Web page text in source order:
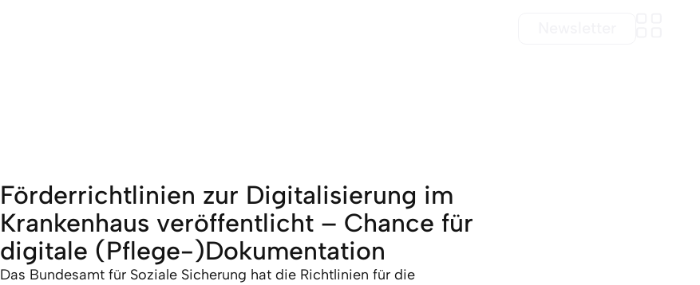
Förderrichtlinien zur Digitalisierung im
Krankenhaus veröffentlicht – Chance für
digitale (Pflege-)Dokumentation
Das Bundesamt für Soziale Sicherung hat die Richtlinien für die